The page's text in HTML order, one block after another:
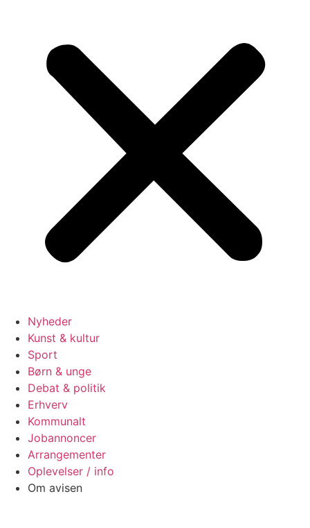
Nyheder
Kunst & kultur
Sport
Børn & unge
Debat & politik
Erhverv
Kommunalt
Jobannoncer
Arrangementer
Oplevelser / info
Om avisen